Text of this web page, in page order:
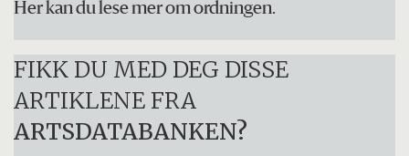
Her kan du lese mer om ordningen.
FIKK DU MED DEG DISSE
ARTIKLENE FRA
ARTSDATABANKEN?